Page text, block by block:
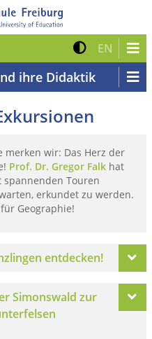
Kontrast
EN Zur
ihre Didaktik
merken wir: Das Herz der
Prof. Dr. Gregor Falk hat
Touren
erkundet zu werden.
Geographie!
entdecken!
Simonswald zur